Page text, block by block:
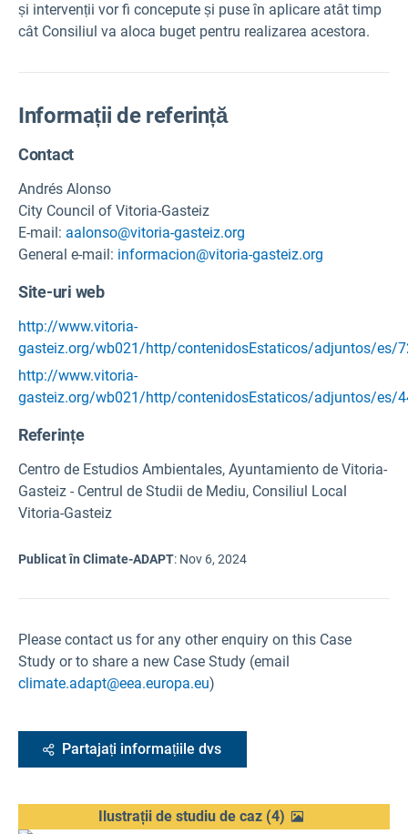
și intervenții vor fi concepute și puse în aplicare atât timp
cât Consiliul va aloca buget pentru realizarea acestora.
Informații de referință
Contact
Andrés Alonso
City Council of Vitoria-Gasteiz
E-mail: aalonso@vitoria-gasteiz.org
General e-mail: informacion@vitoria-gasteiz.org
Site-uri web
http://www.vitoria-
gasteiz.org/wb021/http/contenidosEstaticos/adjuntos/es/
http://www.vitoria-
gasteiz.org/wb021/http/contenidosEstaticos/adjuntos/es/
Referințe
Centro de Estudios Ambientales, Ayuntamiento de Vitoria-
Gasteiz - Centrul de Studii de Mediu, Consiliul Local
Vitoria-Gasteiz
Publicat în Climate-ADAPT: Nov 6, 2024
Please contact us for any other enquiry on this Case
Study or to share a new Case Study (email
climate.adapt@eea.europa.eu)
Partajați informațiile dvs
Ilustrații de studiu de caz (4)